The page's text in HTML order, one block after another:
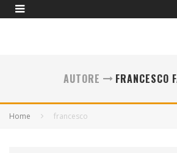
AUTORE FRANCESCO
Home francesco